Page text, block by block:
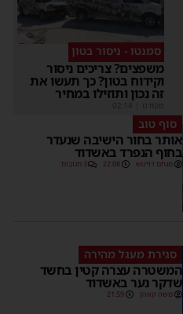
סמנטו - ניסור בטון
משפצים? צריכים ניסור
וקידוח בטון? כך תעשו את
זה נכון ותוזילו במחיר
מקודם
סוף טוב
אותר בחור הישיבה שנעדר
בחוף הנפרד באשדוד
מנחם דויטש 22:08 3 תגובות
סגירת מעגל מהירה
המשטרה עצרה קטין בחשד
שדקר נער באשדוד
משה קאהן 21:59